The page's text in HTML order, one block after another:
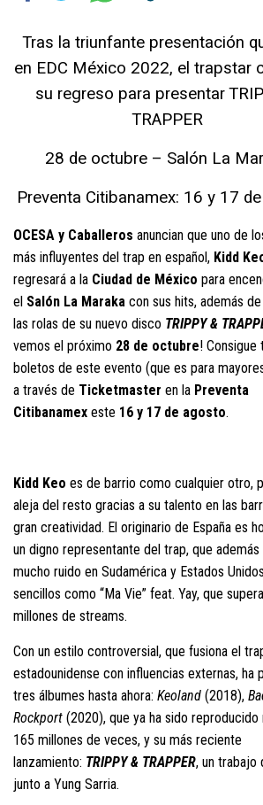
Tras la triunfante presentación
en EDC México 2022, el trapstar
su regreso para presentar
TRAPPER
28 de octubre – Salón La
Preventa Citibanamex: 16 y 17
OCESA y Caballeros anuncian que uno de
más influyentes del trap en español, Kidd
regresará a la Ciudad de México para
el Salón La Maraka con sus hits, además
las rolas de su nuevo disco TRIPPY &
vemos el próximo 28 de octubre! Consigue
boletos de este evento (que es para
a través de Ticketmaster en la Preventa
Citibanamex este 16 y 17 de agosto.
Kidd Keo es de barrio como cualquier otro,
aleja del resto gracias a su talento en las
gran creatividad. El originario de España es
un digno representante del trap, que además
mucho ruido en Sudamérica y Estados
sencillos como “Ma Vie” feat. Yay, que
millones de streams.
Con un estilo controversial, que fusiona el
estadounidense con influencias externas, ha
tres álbumes hasta ahora: Keoland (2018),
Rockport (2020), que ya ha sido reproducido
165 millones de veces, y su más reciente
lanzamiento: TRIPPY & TRAPPER, un trabajo
junto a Yung Sarria.